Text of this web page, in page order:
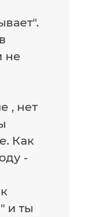
не
, нет
Как
-
и ты